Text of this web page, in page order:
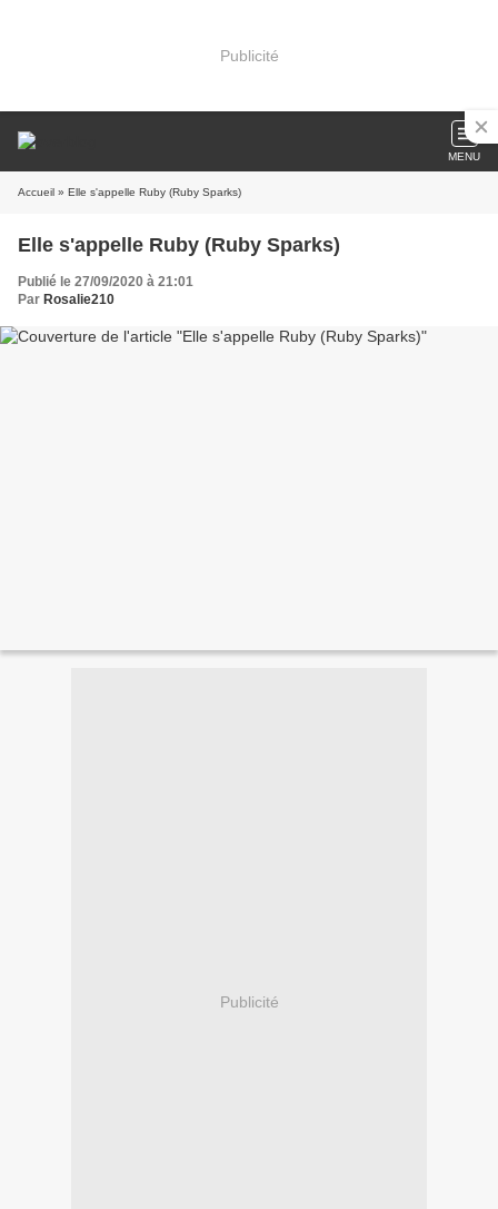
Publicité
MENU
Accueil » Elle s'appelle Ruby (Ruby Sparks)
Elle s'appelle Ruby (Ruby Sparks)
Publié le 27/09/2020 à 21:01
Par Rosalie210
Publicité